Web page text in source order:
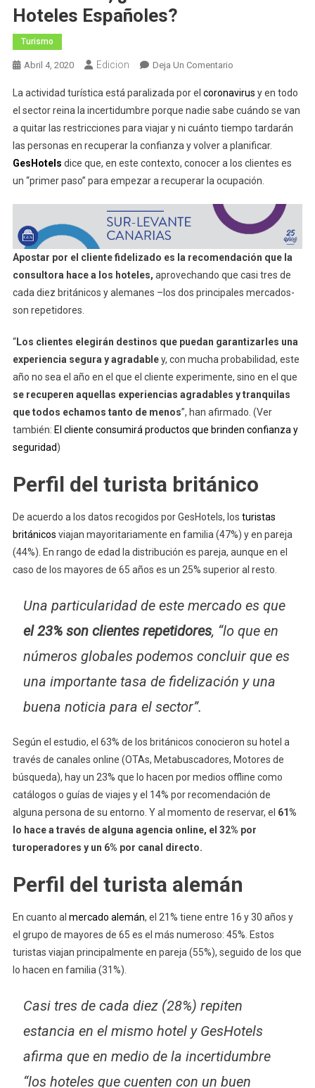
Hoteles Españoles?
Turismo
Abril 4, 2020 Edicion Deja Un ComentarioEn
Y
Alemanes
Fidelizados,
¿salvavidas
De
Los
Españoles?
La actividad turística está paralizada por el coronavirus y en todo
el sector reina la incertidumbre porque nadie sabe cuándo se van
a quitar las restricciones para viajar y ni cuánto tiempo tardarán
las personas en recuperar la confianza y volver a planificar.
GesHotels dice que, en este contexto, conocer a los clientes es
un “primer paso” para empezar a recuperar la ocupación.
Apostar por el cliente fidelizado es la recomendación que la
consultora hace a los hoteles, aprovechando que casi tres de
cada diez británicos y alemanes –los dos principales mercados-
son repetidores.
“Los clientes elegirán destinos que puedan garantizarles una
experiencia segura y agradabley, con mucha probabilidad, este
año no sea el año en el que el cliente experimente, sino en el que
se recuperen aquellas experiencias agradables y tranquilas
que todos echamos tanto de menos”, han afirmado. (Ver
también: El cliente consumirá productos que brinden confianza y
seguridad)
Perfil del turista británico
De acuerdo a los datos recogidos por GesHotels, los turistas
británicos viajan mayoritariamente en familia (47%) y en pareja
(44%). En rango de edad la distribución es pareja, aunque en el
caso de los mayores de 65 años es un 25% superior al resto.
Una particularidad de este mercado es que
el 23% son clientes repetidores, “lo que en
números globales podemos concluir que es
una importante tasa de fidelización y una
buena noticia para el sector”.
Según el estudio, el 63% de los británicos conocieron su hotel a
través de canales online (OTAs, Metabuscadores, Motores de
búsqueda), hay un 23% que lo hacen por medios offline como
catálogos o guías de viajes y el 14% por recomendación de
alguna persona de su entorno. Y al momento de reservar, el 61%
lo hace a través de alguna agencia online, el 32% por
turoperadores y un 6% por canal directo.
Perfil del turista alemán
En cuanto al mercado alemán, el 21% tiene entre 16 y 30 años y
el grupo de mayores de 65 es el más numeroso: 45%. Estos
turistas viajan principalmente en pareja (55%), seguido de los que
lo hacen en familia (31%).
Casi tres de cada diez (28%) repiten
estancia en el mismo hotel y GesHotels
afirma que en medio de la incertidumbre
“los hoteles que cuenten con un buen